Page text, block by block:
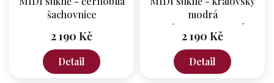
šachovnice
2 190 Kč
Detail
modrá
polotransparentní
2 190 Kč
Detail